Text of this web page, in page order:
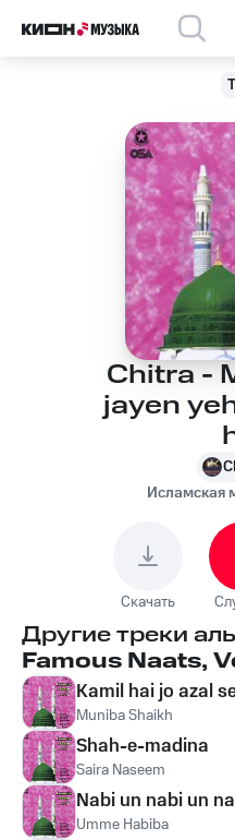
Chitra -
jayen
Исламская
Скачать
Другие треки
Famous Naats,
Kamil hai jo azal
Muniba Shaikh
Shah-e-madina
Saira Naseem
Nabi un nabi un
Umme Habiba